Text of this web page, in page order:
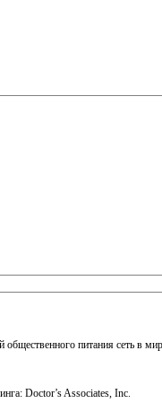
питания сеть в
Doctor’s Associates, Inc.